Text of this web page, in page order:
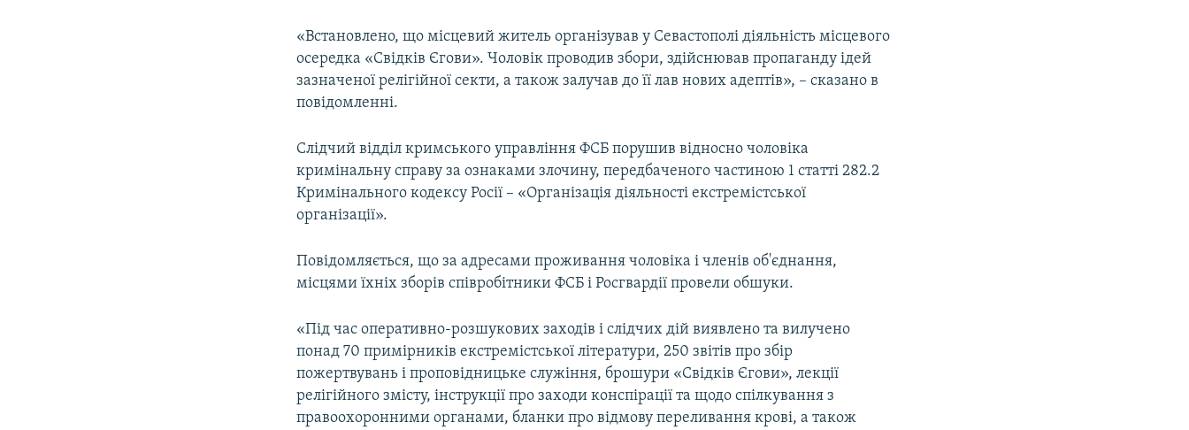
«Встановлено, що місцевий житель організував у Севастополі діяльність місцевого
осередка «Свідків Єгови». Чоловік проводив збори, здійснював пропаганду ідей
зазначеної релігійної секти, а також залучав до її лав нових адептів», – сказано в
повідомленні.
Слідчий відділ кримського управління ФСБ порушив відносно чоловіка
кримінальну справу за ознаками злочину, передбаченого частиною 1 статті 282.2
Кримінального кодексу Росії – «Організація діяльності екстремістської
організації».
Повідомляється, що за адресами проживання чоловіка і членів об'єднання,
місцями їхніх зборів співробітники ФСБ і Росгвардії провели обшуки.
«Під час оперативно-розшукових заходів і слідчих дій виявлено та вилучено
понад 70 примірників екстремістської літератури, 250 звітів про збір
пожертвувань і проповідницьке служіння, брошури «Свідків Єгови», лекції
релігійного змісту, інструкції про заходи конспірації та щодо спілкування з
правоохоронними органами, бланки про відмову переливання крові, а також